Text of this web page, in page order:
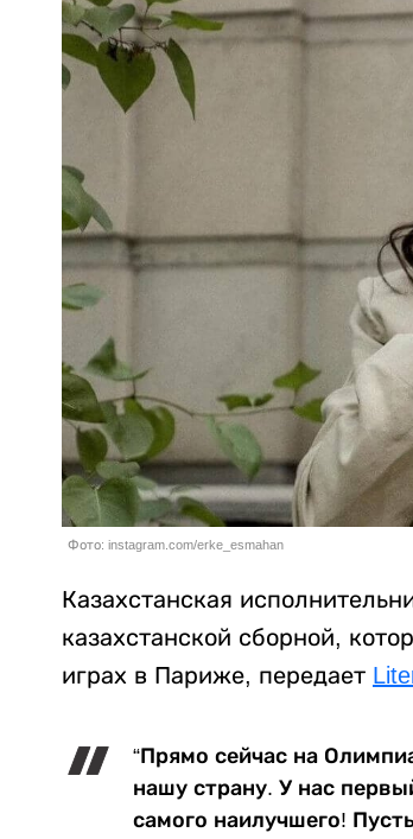
Фото: instagram.com/erke_esmahan
Казахстанская
казахстанской сборной,
играх в Париже, передает
“Прямо сейчас на
нашу страну. У нас
самого наилучшего!